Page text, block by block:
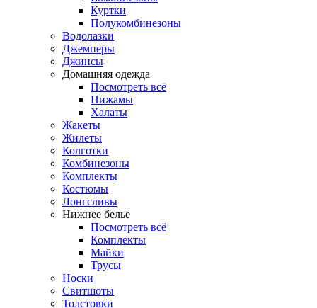
Куртки
Полукомбинезоны
Водолазки
Джемперы
Джинсы
Домашняя одежда
Посмотреть всё
Пижамы
Халаты
Жакеты
Жилеты
Колготки
Комбинезоны
Комплекты
Костюмы
Лонгсливы
Нижнее белье
Посмотреть всё
Комплекты
Майки
Трусы
Носки
Свитшоты
Толстовки